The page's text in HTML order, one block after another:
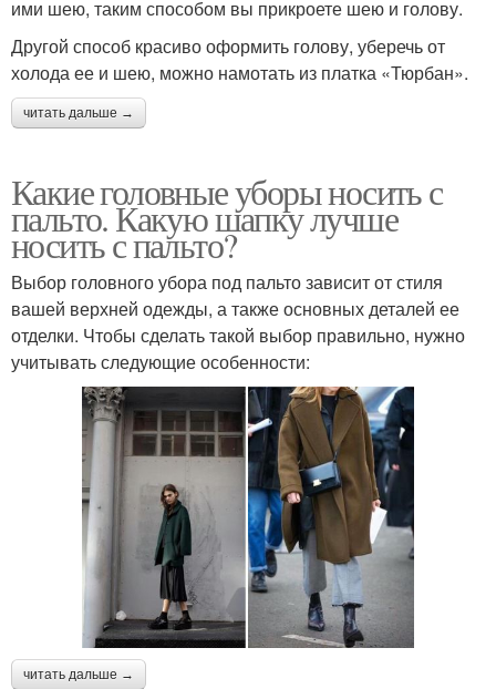
ими шею, таким способом вы прикроете шею и голову.
Другой способ красиво оформить голову, уберечь от
холода ее и шею, можно намотать из платка «Тюрбан».
читать дальше →
Какие головные уборы носить с
пальто. Какую шапку лучше
носить с пальто?
Выбор головного убора под пальто зависит от стиля
вашей верхней одежды, а также основных деталей ее
отделки. Чтобы сделать такой выбор правильно, нужно
учитывать следующие особенности:
читать дальше →